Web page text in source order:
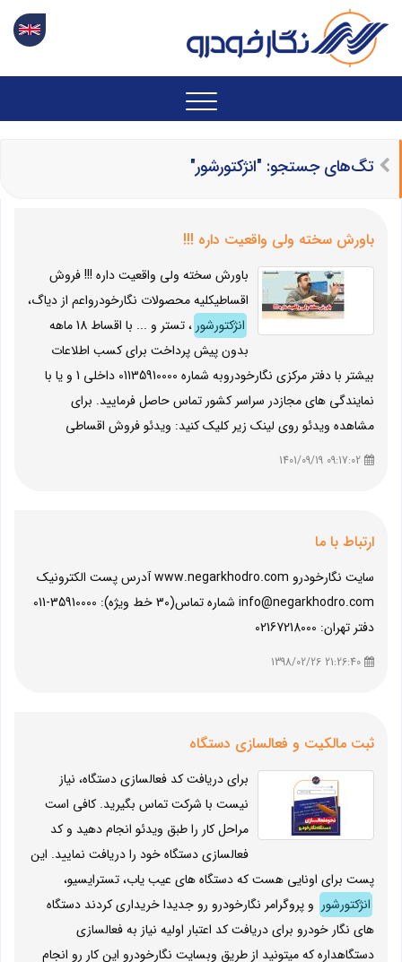
تگ‌های جستجو: "انژکتورشور"
باورش سخته ولی واقعیت داره !!!
باورش سخته ولی واقعیت داره !!! فروش
اقساطیکلیه محصولات نگارخودرواعم از دیاگ،
انژکتورشور
، تستر و ... با اقساط 18 ماهه
بدون پیش پرداخت برای کسب اطلاعات
بیشتر با دفتر مرکزی نگارخودروبه شماره 01135910000 داخلی 1 و یا با
نمایندگی های مجازدر سراسر کشور تماس حاصل فرمایید. برای
مشاهده ویدئو روی لینک زیر کلیک کنید: ویدئو فروش اقساطی
ارتباط با ما
سایت نگارخودرو www.negarkhodro.com آدرس پست الکترونیک
info@negarkhodro.com شماره تماس(30 خط ویژه): 35910000-011
دفتر تهران: 02167218000
ثبت مالکیت و فعالسازی دستگاه
برای دریافت کد فعالسازی دستگاه، نیاز
نیست با شرکت تماس بگیرید. کافی است
مراحل کار را طبق ویدئو انجام دهید و کد
فعالسازی دستگاه خود را دریافت نمایید. این
پست برای اونایی هست که دستگاه های عیب یاب، تسترایسیو،
انژکتورشور و پروگرامر نگارخودرو رو جدیدا خریداری کردند دستگاه
های نگار خودرو برای دریافت کد اعتبار اولیه نیاز به فعالسازی
دستگاهداره که میتونید از طریق وبسایت نگارخودرو این کار رو انجام